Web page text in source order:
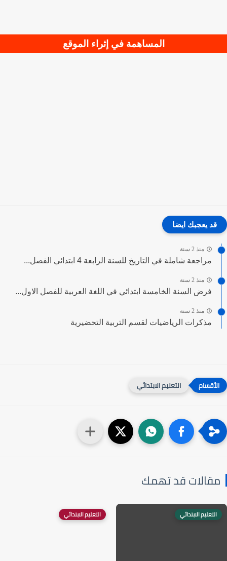
المساهمة في إثراء الموقع
قد يعجبك ايضا
منذ 2 سنة
مراجعة شاملة في التاريخ للسنة الرابعة 4 ابتدائي الفصل...
منذ 2 سنة
فرض السنة الخامسة ابتدائي في اللغة العربية للفصل الاول...
منذ 2 سنة
مذكرات الرياضيات لقسم التربية التحضيرية
التعليم الابتدائي
قد تهمك
التعليم الابتدائي التعليم الابتدائي